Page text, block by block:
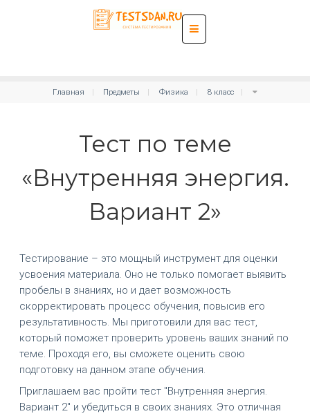
Главная Предметы Физика 8 класс
Тест по теме
«Внутренняя энергия.
Вариант 2»
Тестирование – это мощный инструмент для оценки
усвоения материала. Оно не только помогает выявить
пробелы в знаниях, но и дает возможность
скорректировать процесс обучения, повысив его
результативность. Мы приготовили для вас тест,
который поможет проверить уровень ваших знаний по
теме. Проходя его, вы сможете оценить свою
подготовку на данном этапе обучения.
Приглашаем вас пройти тест "Внутренняя энергия.
Вариант 2" и убедиться в своих знаниях. Это отличная